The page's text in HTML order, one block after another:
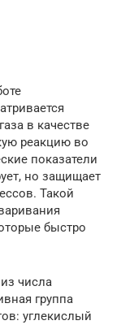
в качестве
реакцию во
показатели
но защищает
Такой
быстро
числа
группа
углекислый